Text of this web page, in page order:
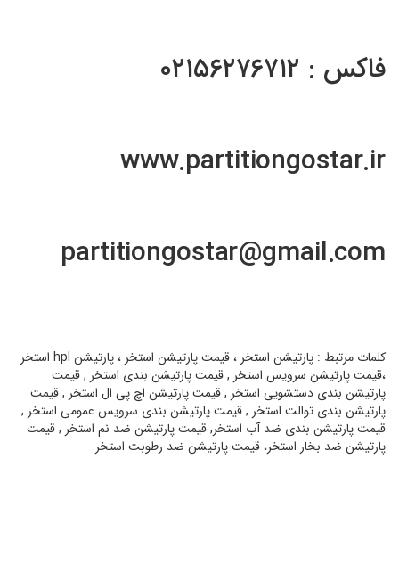
فاکس : ۰۲۱۵۶۲۷۶۷۱۲
www.partitiongostar.ir
partitiongostar@gmail.com
کلمات مرتبط : پارتیشن استخر ، قیمت پارتیشن استخر ، پارتیشن hpl استخر
،قیمت پارتیشن سرویس استخر , قیمت پارتیشن بندی استخر , قیمت
پارتیشن بندی دستشویی استخر , قیمت پارتیشن اچ پی ال استخر , قیمت
پارتیشن بندی توالت استخر , قیمت پارتیشن بندی سرویس عمومی استخر ,
قیمت پارتیشن بندی ضد آب استخر, قیمت پارتیشن ضد نم استخر , قیمت
پارتیشن ضد بخار استخر، قیمت پارتیشن ضد رطوبت استخر